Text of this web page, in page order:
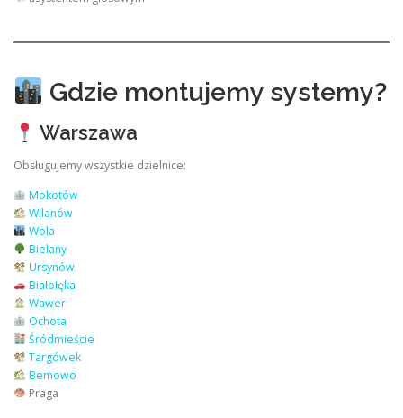
Gdzie montujemy systemy?
Warszawa
Obsługujemy wszystkie dzielnice:
Mokotów
Wilanów
Wola
Bielany
Ursynów
Białołęka
Wawer
Ochota
Śródmieście
Targówek
Bemowo
Praga